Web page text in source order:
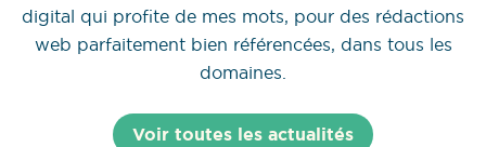
digital qui profite de mes mots, pour des rédactions
web parfaitement bien référencées, dans tous les
domaines.
Voir toutes les actualités